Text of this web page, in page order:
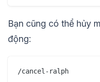
Bạn cũng có thể hủy
động: